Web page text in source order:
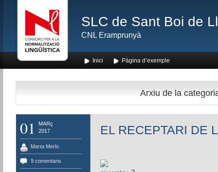
SLC de Sant Boi de
CNL Eramprunyà
Inici Pàgina d’exemple
Arxiu de la
01
MARç
2017
Marta Merlo
9 comentaris
EL RECEPTARI DE